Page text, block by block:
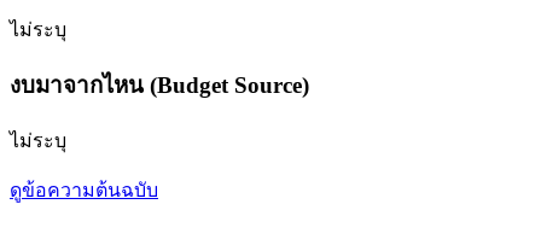
ไม่ระบุ
งบมาจากไหน (Budget Source)
ไม่ระบุ
ดูข้อความต้นฉบับ